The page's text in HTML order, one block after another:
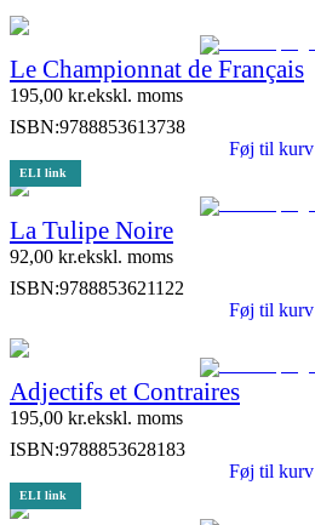
Le Championnat de Français
195,00 kr.ekskl. moms
ISBN:9788853613738
Føj til kurv
ELI link
La Tulipe Noire
92,00 kr.ekskl. moms
ISBN:9788853621122
Føj til kurv
Adjectifs et Contraires
195,00 kr.ekskl. moms
ISBN:9788853628183
Føj til kurv
ELI link